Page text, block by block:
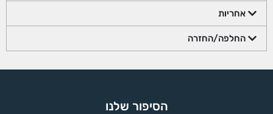
אחריות
החלפה/החזרה
הסיפור שלנו